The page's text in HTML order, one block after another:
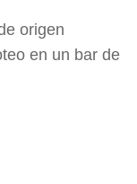
origen
en un bar de